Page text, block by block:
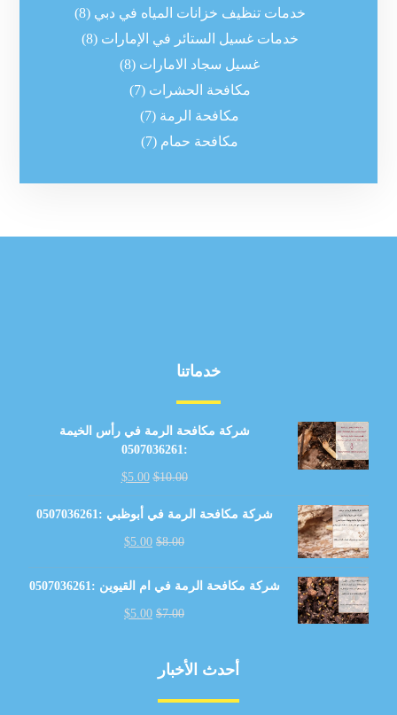
خدمات تنظيف خزانات المياه في دبي (8)
خدمات غسيل الستائر في الإمارات (8)
غسيل سجاد الامارات (8)
مكافحة الحشرات (7)
مكافحة الرمة (7)
مكافحة حمام (7)
خدماتنا
شركة مكافحة الرمة في رأس الخيمة
:0507036261
$10.00
$5.00
شركة مكافحة الرمة في أبوظبي :0507036261
$8.00
$5.00
شركة مكافحة الرمة في ام القيوين :0507036261
$7.00
$5.00
أحدث الأخبار